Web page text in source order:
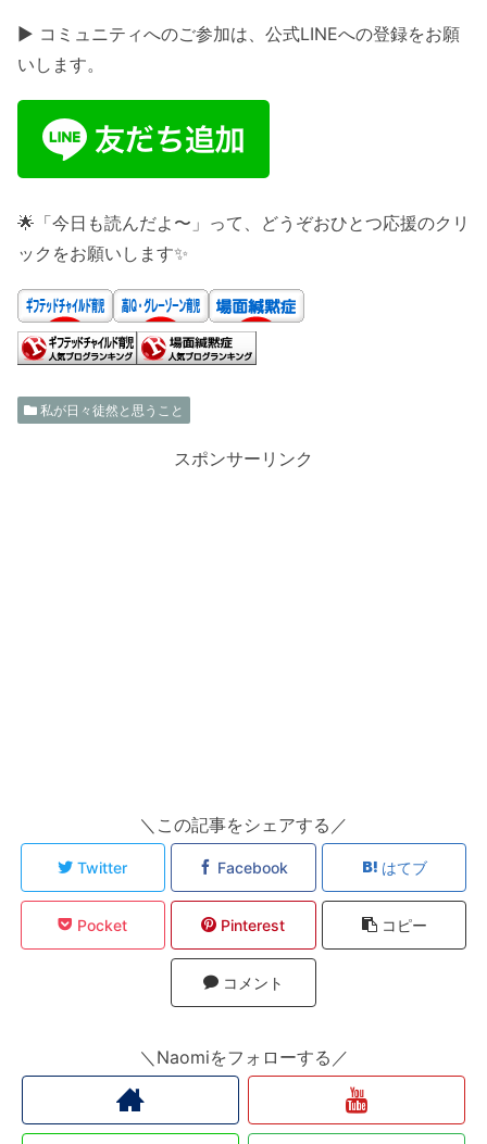
▶ コミュニティへのご参加は、公式LINEへの登録をお願
いします。
🌟「今日も読んだよ〜」って、どうぞおひとつ応援のクリ
ックをお願いします✨
私が日々徒然と思うこと
スポンサーリンク
＼この記事をシェアする／
Twitter Facebook はてブ
Pocket Pinterest コピー
コメント
＼Naomiをフォローする／